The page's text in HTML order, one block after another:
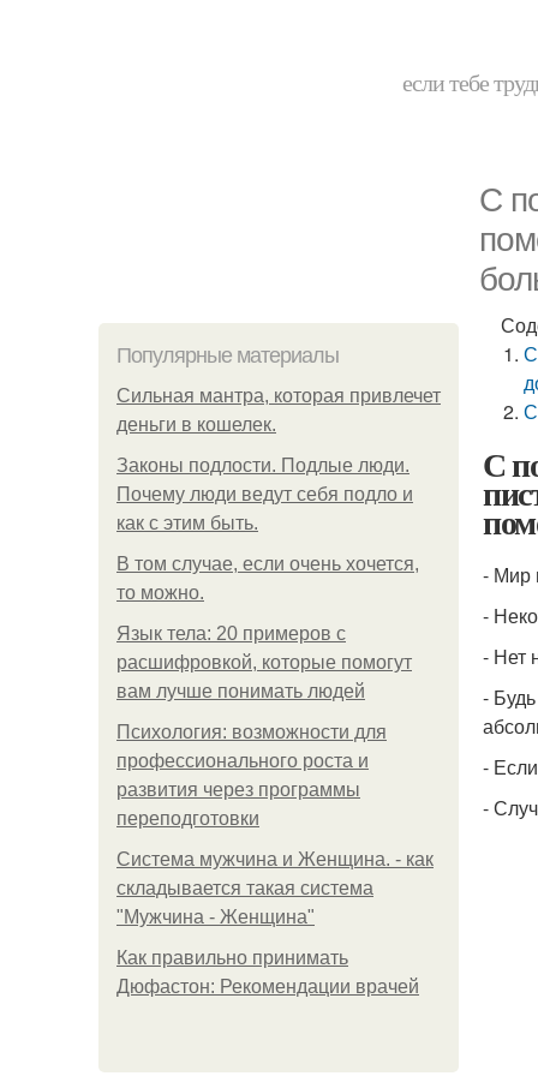
если тебе
С
Популярные материалы
Сильная мантра, которая привлечет
деньги в кошелек.
Законы подлости. Подлые люди.
Почему люди ведут себя подло и
как с этим быть.
В том случае, если очень хочется,
то можно.
Язык тела: 20 примеров с
расшифровкой, которые помогут
вам лучше понимать людей
Психология: возможности для
профессионального роста и
развития через программы
переподготовки
Система мужчина и Женщина. - как
складывается такая система
"Мужчина - Женщина"
Как правильно принимать
Дюфастон: Рекомендации врачей
С
- Мир
-
- Нет
-
-
-